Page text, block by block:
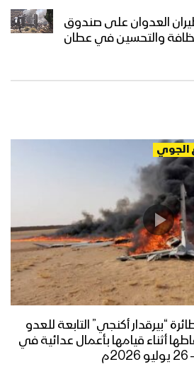
العدوان على صندوق
والتحسين في عطان
الجوي
“بيرقدار أكنجي” التابعة للعدو
أثناء قيامها بأعمال عدائية في